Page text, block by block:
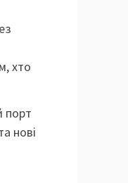
хто
порт
нові